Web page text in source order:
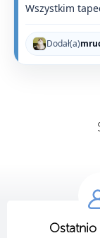
Wszystkim
Dodał(a)